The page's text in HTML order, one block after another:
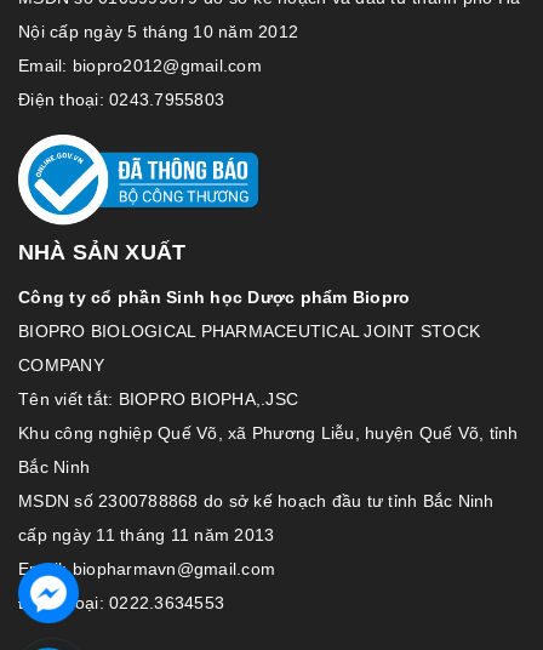
Nội cấp ngày 5 tháng 10 năm 2012
Email: biopro2012@gmail.com
Điện thoại: 0243.7955803
NHÀ SẢN XUẤT
Công ty cổ phần Sinh học Dược phẩm Biopro
BIOPRO BIOLOGICAL PHARMACEUTICAL JOINT STOCK
COMPANY
Tên viết tắt: BIOPRO BIOPHA,.JSC
Khu công nghiệp Quế Võ, xã Phương Liễu, huyện Quế Võ, tỉnh
Bắc Ninh
MSDN số 2300788868 do sở kế hoạch đầu tư tỉnh Bắc Ninh
cấp ngày 11 tháng 11 năm 2013
Email: biopharmavn@gmail.com
Điện thoại: 0222.3634553